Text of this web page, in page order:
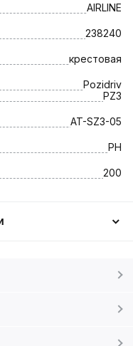
AIRLINE
238240
крестовая
Pozidriv
PZ3
AT-SZ3-05
PH
200